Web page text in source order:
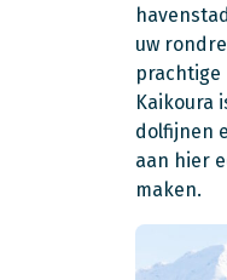
uw
prachtige
Kaikoura
dolfijnen
aan hier
maken.